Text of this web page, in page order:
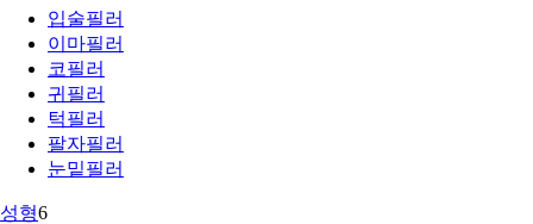
입술필러
이마필러
코필러
귀필러
턱필러
팔자필러
눈밑필러
성형6